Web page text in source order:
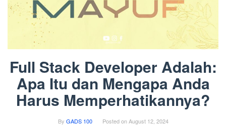
Full Stack Developer Adalah:
Apa Itu dan Mengapa Anda
Harus Memperhatikannya?
By GADS 100 Posted onAugust 12, 2024